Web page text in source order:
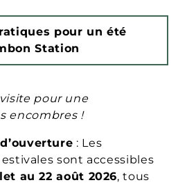
pour un été
Station
pour une
encombres !
: Les
sont accessibles
au 22 août 2026, tous